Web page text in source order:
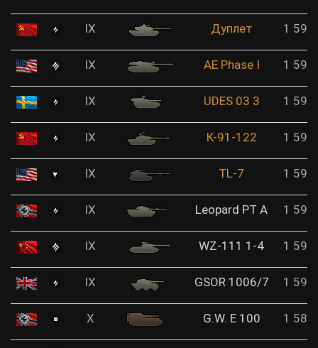
IX Дуплет 1
IX AE Phase I 1
IX UDES 03 3 1
IX К-91-122 1
IX TL-7 1
IX Leopard PT A 1
IX WZ-111 1-4 1
IX GSOR 1006/7 1
X G.W. E 100 1